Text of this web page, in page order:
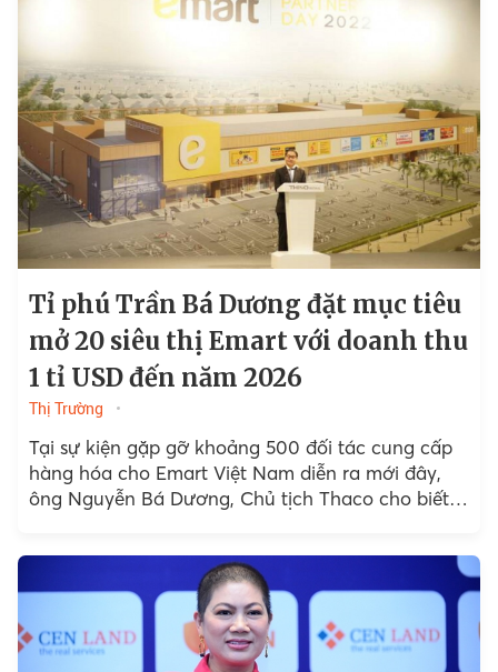
Tỉ phú Trần Bá Dương đặt mục tiêu
mở 20 siêu thị Emart với doanh thu
1 tỉ USD đến năm 2026
Thị Trường
Tại sự kiện gặp gỡ khoảng 500 đối tác cung cấp
hàng hóa cho Emart Việt Nam diễn ra mới đây,
ông Nguyễn Bá Dương, Chủ tịch Thaco cho biết